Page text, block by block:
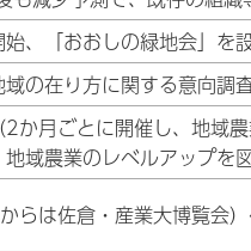
、「おおしの緑地会」を
の在り方に関する意向調
か月ごとに開催し、地域
域農業のレベルアップを図
らは佐倉・産業大博覧会